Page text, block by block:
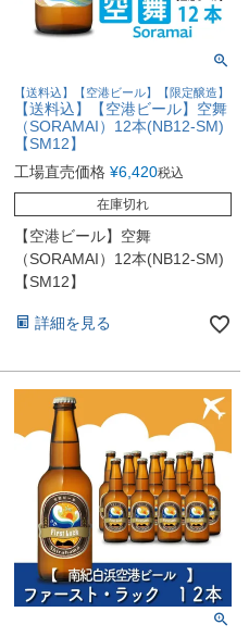
【送料込】【空港ビール】【限定醸造】
【送料込】【空港ビール】空舞
（SORAMAI）12本(NB12-SM)
【SM12】
工場直売価格 ¥6,420税込
在庫切れ
【空港ビール】空舞
（SORAMAI）12本(NB12-SM)
【SM12】
詳細を見る